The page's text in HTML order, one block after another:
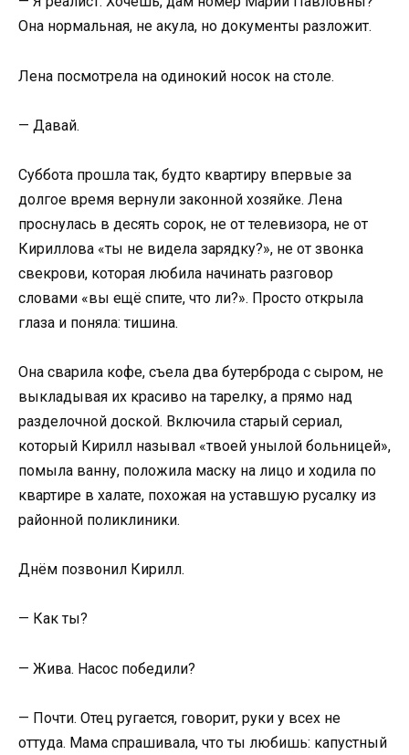
Она нормальная, не акула, но документы разложит.
Лена посмотрела на одинокий носок на столе.
— Давай.
Суббота прошла так, будто квартиру впервые за
долгое время вернули законной хозяйке. Лена
проснулась в десять сорок, не от телевизора, не от
Кириллова «ты не видела зарядку?», не от звонка
свекрови, которая любила начинать разговор
словами «вы ещё спите, что ли?». Просто открыла
глаза и поняла: тишина.
Она сварила кофе, съела два бутерброда с сыром, не
выкладывая их красиво на тарелку, а прямо над
разделочной доской. Включила старый сериал,
который Кирилл называл «твоей унылой больницей»,
помыла ванну, положила маску на лицо и ходила по
квартире в халате, похожая на уставшую русалку из
районной поликлиники.
Днём позвонил Кирилл.
— Как ты?
— Жива. Насос победили?
— Почти. Отец ругается, говорит, руки у всех не
оттуда. Мама спрашивала, что ты любишь: капустный